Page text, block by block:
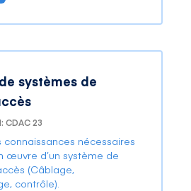
systèmes de
CDAC 23
connaissances nécessaires
œuvre d’un système de
(Câblage,
contrôle).